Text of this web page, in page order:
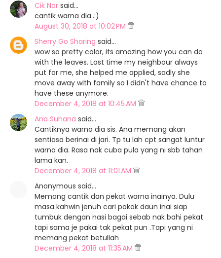
Cik Nor said…
cantik warna dia..:)
August 30, 2018 at 10:02 PM
Sherry Go Sharing said…
wow so pretty color, its amazing how you can do
with the leaves. Last time my neighbour always
put for me, she helped me applied, sadly she
move away with family so I didn't have chance to
have these anymore.
December 4, 2018 at 10:45 AM
Ana Suhana said…
Cantiknya warna dia sis. Ana memang akan
sentiasa berinai di jari. Tp tu lah cpt sangat luntur
warna dia. Rasa nak cuba pula yang ni sbb tahan
lama kan.
December 4, 2018 at 11:01 AM
Anonymous said…
Memang cantik dan pekat warna inainya. Dulu
masa kahwin jenuh cari pokok daun inai siap
tumbuk dengan nasi bagai sebab nak bahi pekat
tapi sama je pakai tak pekat pun .Tapi yang ni
memang pekat betullah
December 4, 2018 at 11:35 AM